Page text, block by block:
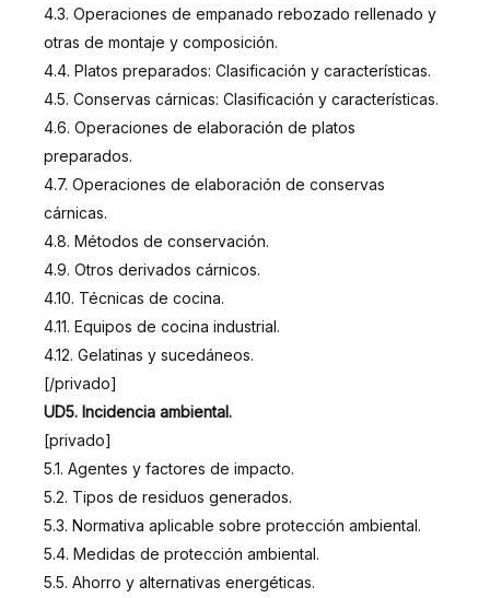
4.3. Operaciones de empanado rebozado rellenado y
otras de montaje y composición.
4.4. Platos preparados: Clasificación y características.
4.5. Conservas cárnicas: Clasificación y características.
4.6. Operaciones de elaboración de platos
preparados.
4.7. Operaciones de elaboración de conservas
cárnicas.
4.8. Métodos de conservación.
4.9. Otros derivados cárnicos.
4.10. Técnicas de cocina.
4.11. Equipos de cocina industrial.
4.12. Gelatinas y sucedáneos.
[/privado]
UD5. Incidencia ambiental.
[privado]
5.1. Agentes y factores de impacto.
5.2. Tipos de residuos generados.
5.3. Normativa aplicable sobre protección ambiental.
5.4. Medidas de protección ambiental.
5.5. Ahorro y alternativas energéticas.